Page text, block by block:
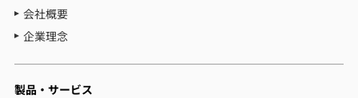
会社概要
企業理念
製品・サービス